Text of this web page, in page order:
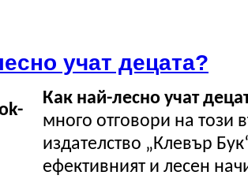
учат децата?
Как най-лесно учат
много отговори на този
издателство „Клевър
ефективният и лесен